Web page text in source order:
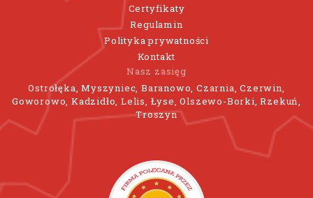
Certyfikaty
Regulamin
Polityka prywatności
Kontakt
Nasz zasięg
Ostrołęka, Myszyniec, Baranowo, Czarnia, Czerwin,
Goworowo, Kadzidło, Lelis, Łyse, Olszewo-Borki, Rzekuń,
Troszyn